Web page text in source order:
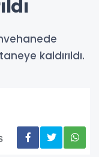
kaldırıldı.